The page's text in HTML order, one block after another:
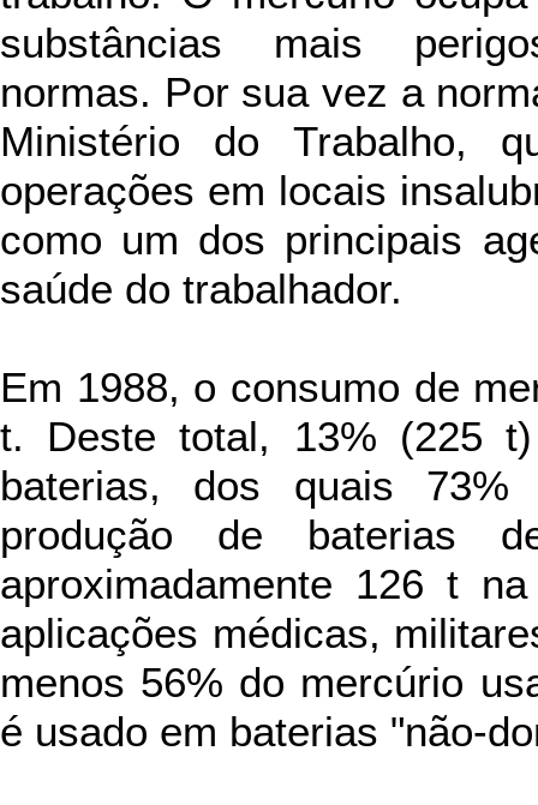
substâncias mais
normas. Por sua vez a
Ministério do Trabalho,
operações em locais
como um dos principais
saúde do trabalhador.
Em 1988, o consumo de
t. Deste total, 13% (225
baterias, dos quais
produção de baterias
aproximadamente 126 t
aplicações médicas,
menos 56% do mercúrio
é usado em baterias "não-